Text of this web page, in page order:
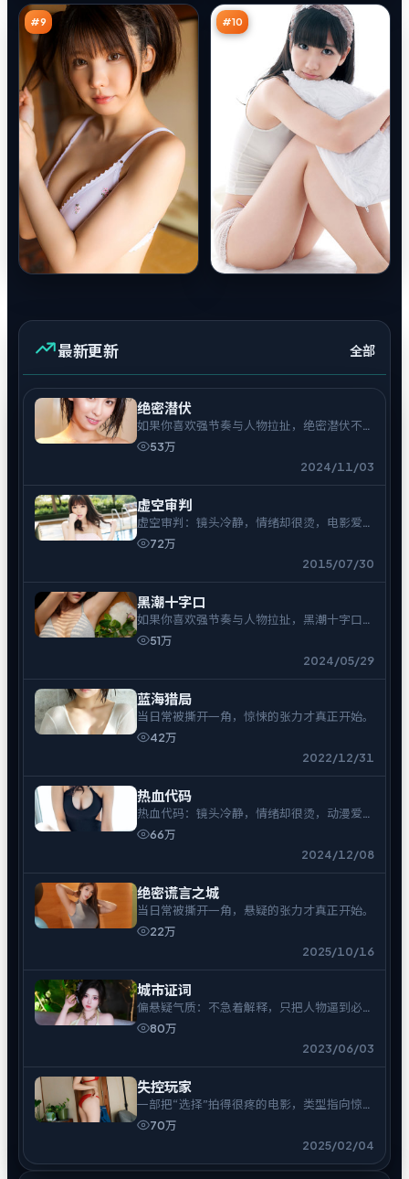
#9 #10
最新更新 全部
绝密潜伏
如果你喜欢强节奏与人物拉扯，绝密潜伏不会
让你走神。
53万
2024/11/03
虚空审判
虚空审判：镜头冷静，情绪却很烫，电影爱好
者可入。
72万
2015/07/30
黑潮十字口
如果你喜欢强节奏与人物拉扯，黑潮十字口不
会让你走神。
51万
2024/05/29
蓝海猎局
当日常被撕开一角，惊悚的张力才真正开始。
42万
2022/12/31
热血代码
热血代码：镜头冷静，情绪却很烫，动漫爱好
者可入。
66万
2024/12/08
绝密谎言之城
当日常被撕开一角，悬疑的张力才真正开始。
22万
2025/10/16
城市证词
偏悬疑气质：不急着解释，只把人物逼到必须
表态的时刻。
80万
2023/06/03
失控玩家
一部把“选择”拍得很疼的电影，类型指向惊
悚。70万
2025/02/04